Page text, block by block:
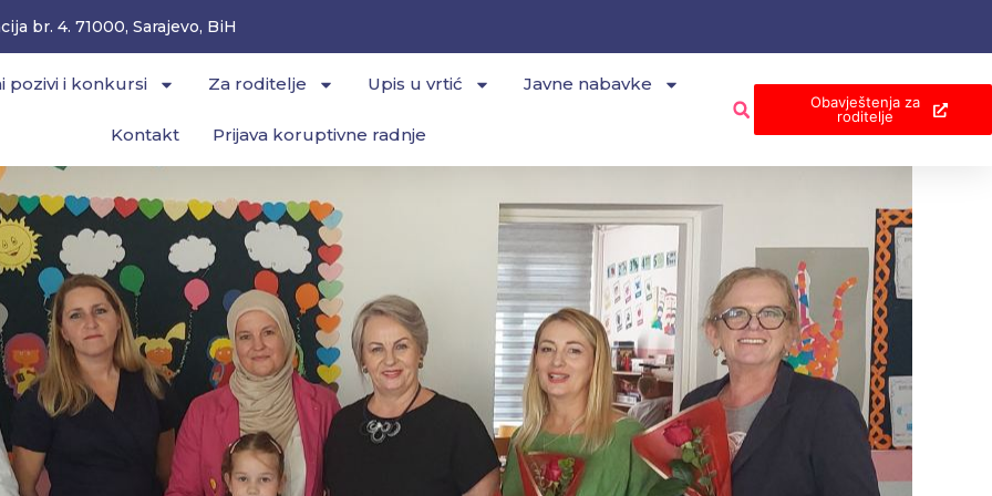
br. 4. 71000, Sarajevo, BiH
pozivi i konkursi Za roditelje Upis u vrtić Javne nabavke
Kontakt Prijava koruptivne radnje
Obavještenja za
roditelje